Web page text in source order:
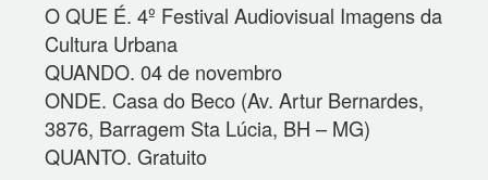
O QUE É. 4º Festival Audiovisual Imagens da
Cultura Urbana
QUANDO. 04 de novembro
ONDE. Casa do Beco (Av. Artur Bernardes,
3876, Barragem Sta Lúcia, BH – MG)
QUANTO. Gratuito